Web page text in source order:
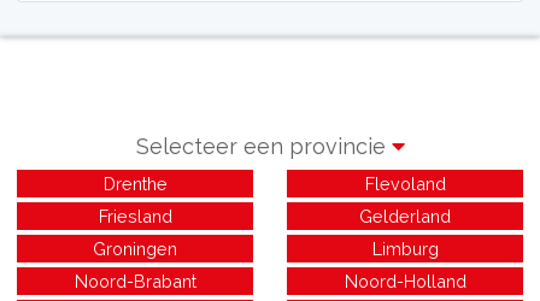
Selecteer een provincie
Drenthe
Flevoland
Friesland
Gelderland
Groningen
Limburg
Noord-Brabant
Noord-Holland